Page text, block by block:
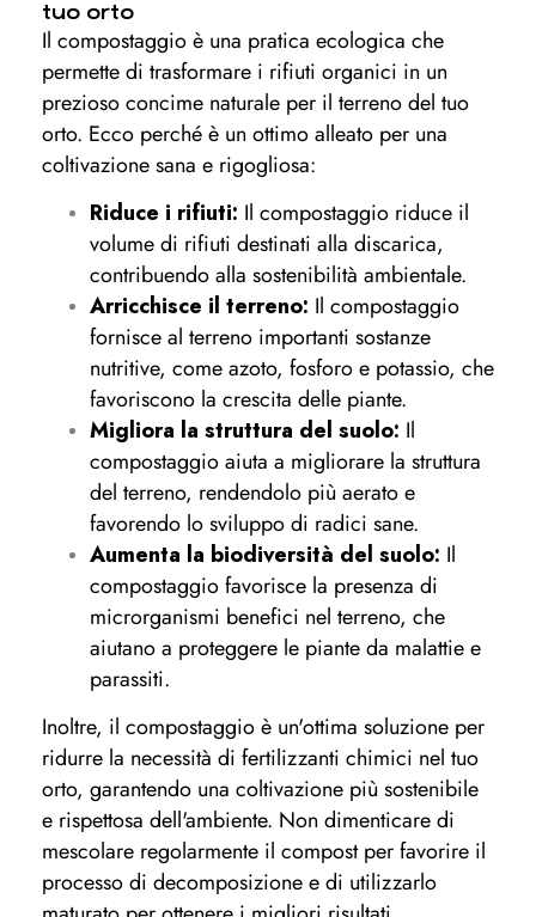
tuo orto
Il compostaggio è una pratica ecologica che
permette di trasformare i rifiuti organici in un
prezioso concime naturale per il terreno del tuo
orto. Ecco perché è un ottimo alleato per una
coltivazione sana e rigogliosa:
Riduce i rifiuti: Il compostaggio riduce il
volume di rifiuti destinati alla discarica,
contribuendo alla sostenibilità ambientale.
Arricchisce il terreno: Il compostaggio
fornisce al terreno importanti sostanze
nutritive, come azoto, fosforo e potassio, che
favoriscono la crescita delle piante.
Migliora la struttura del suolo: Il
compostaggio aiuta a migliorare la struttura
del terreno, rendendolo più aerato e
favorendo lo sviluppo di radici sane.
Aumenta la biodiversità del suolo: Il
compostaggio favorisce la presenza di
microrganismi benefici nel terreno, che
aiutano a proteggere le piante da malattie e
parassiti.
Inoltre, il compostaggio è un'ottima soluzione per
ridurre la necessità di fertilizzanti chimici nel tuo
orto, garantendo una coltivazione più sostenibile
e rispettosa dell'ambiente. Non dimenticare di
mescolare regolarmente il compost per favorire il
processo di decomposizione e di utilizzarlo